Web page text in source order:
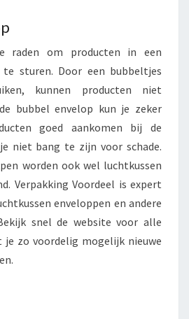
raden om producten in een
sturen. Door een bubbeltjes
kunnen producten niet
bubbel envelop kun je zeker
goed aankomen bij de
niet bang te zijn voor schade.
worden ook wel luchtkussen
Verpakking Voordeel is expert
enveloppen en andere
snel de website voor alle
je zo voordelig mogelijk nieuwe